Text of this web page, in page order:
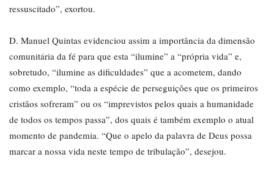
ressuscitado”, exortou.
D. Manuel Quintas evidenciou assim a importância da dimensão
comunitária da fé para que esta “ilumine” a “própria vida” e,
sobretudo, “ilumine as dificuldades” que a acometem, dando
como exemplo, “toda a espécie de perseguições que os primeiros
cristãos sofreram” ou os “imprevistos pelos quais a humanidade
de todos os tempos passa”, dos quais é também exemplo o atual
momento de pandemia. “Que o apelo da palavra de Deus possa
marcar a nossa vida neste tempo de tribulação”, desejou.